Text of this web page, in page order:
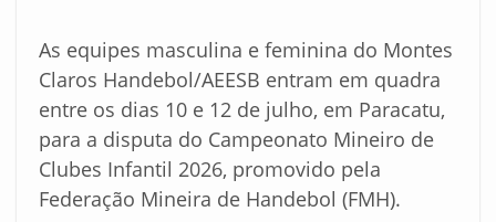
As equipes masculina e feminina do Montes
Claros Handebol/AEESB entram em quadra
entre os dias 10 e 12 de julho, em Paracatu,
para a disputa do Campeonato Mineiro de
Clubes Infantil 2026, promovido pela
Federação Mineira de Handebol (FMH).